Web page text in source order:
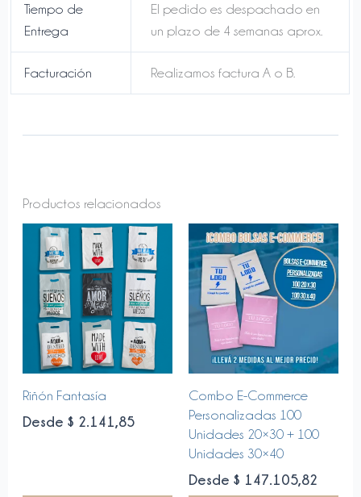
Tiempo de
Entrega
El pedido es despachado en
un plazo de 4 semanas aprox.
Facturación Realizamos factura A o B.
Productos relacionados
Riñón Fantasía
Desde $ 2.141,85
Este
producto
Combo E-Commerce
Personalizadas 100
Unidades 20×30 + 100
Unidades 30×40
Desde $ 147.105,82
Este
producto
tiene
múltiples
variantes.